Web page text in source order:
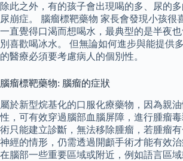
除此之外，有的孩子會出現喝的多、尿的
尿崩症。 腦瘤標靶藥物 家長會發現小孩很
一直覺得口渴而想喝水，最典型的是半夜
別喜歡喝冰水。 但無論如何進步與能提供
的醫療必須要考慮病人的個別性。
腦瘤標靶藥物: 腦瘤的症狀
屬於新型烷基化的口服化療藥物，因為親
性，可有效穿過腦部血腦屏障，進行腫瘤
術只能建立診斷，無法移除腫瘤，若腫瘤
神經的情形，仍需透過開顱手術才能有效
在腦部一些重要區域或附近，例如語言區